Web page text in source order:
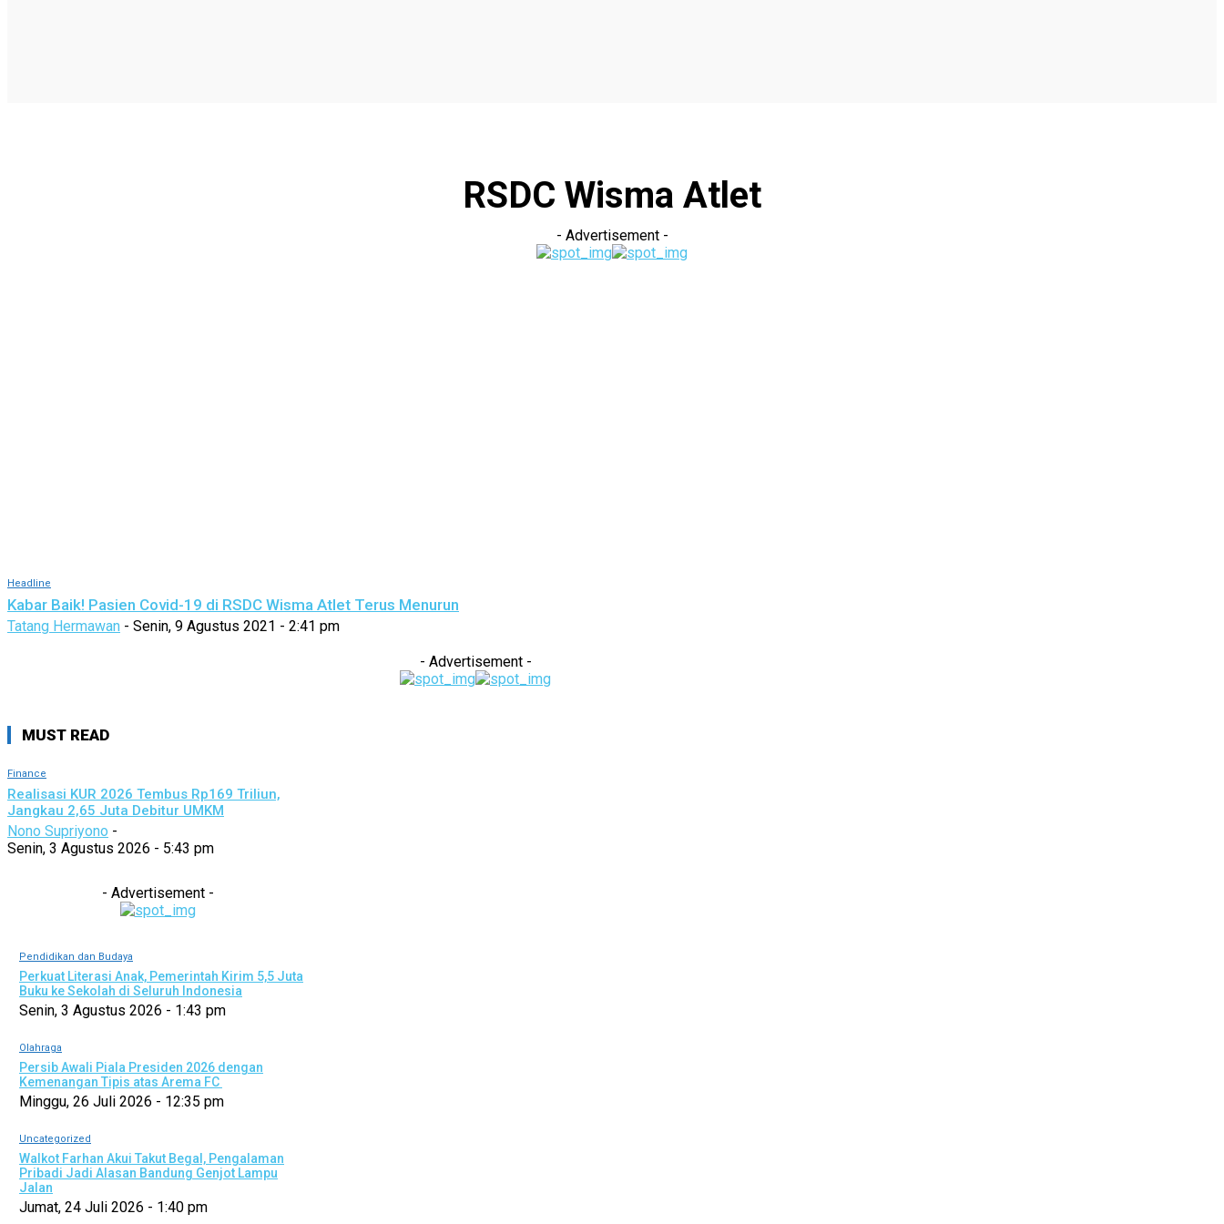
RSDC Wisma Atlet
- Advertisement -
Headline
Kabar Baik! Pasien Covid-19 di RSDC Wisma Atlet Terus Menurun
Tatang Hermawan - Senin, 9 Agustus 2021 - 2:41 pm
- Advertisement -
MUST READ
Finance
Realisasi KUR 2026 Tembus Rp169 Triliun,
Jangkau 2,65 Juta Debitur UMKM
Nono Supriyono -
Senin, 3 Agustus 2026 - 5:43 pm
- Advertisement -
Pendidikan dan Budaya
Perkuat Literasi Anak, Pemerintah Kirim 5,5 Juta
Buku ke Sekolah di Seluruh Indonesia
Senin, 3 Agustus 2026 - 1:43 pm
Olahraga
Persib Awali Piala Presiden 2026 dengan
Kemenangan Tipis atas Arema FC
Minggu, 26 Juli 2026 - 12:35 pm
Uncategorized
Walkot Farhan Akui Takut Begal, Pengalaman
Pribadi Jadi Alasan Bandung Genjot Lampu
Jalan
Jumat, 24 Juli 2026 - 1:40 pm